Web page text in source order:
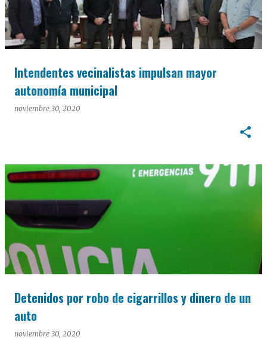
Intendentes vecinalistas impulsan mayor
autonomía municipal
noviembre 30, 2020
Detenidos por robo de cigarrillos y dinero de un
auto
noviembre 30, 2020